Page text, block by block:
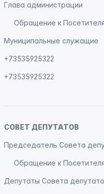
Глава администрации
Обращение к
Муниципальные служащие
+73535925322
+73535925322
СОВЕТ ДЕПУТАТОВ
Председатель Совета
Обращение к
Депутаты Совета